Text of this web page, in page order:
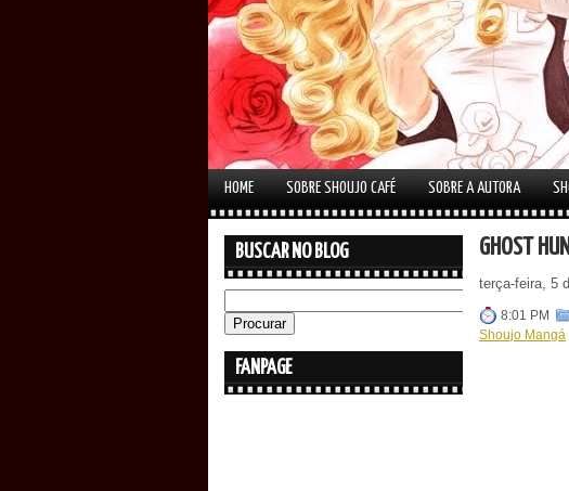
HOME SOBRE SHOUJO CAFÉ SOBRE A AUTORA
BUSCAR NO BLOG
FANPAGE
GHOST
terça-feira, 5
8:01 PM
Shoujo Mangá